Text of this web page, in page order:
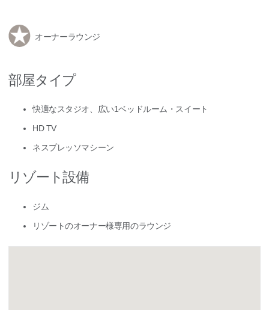
オーナーラウンジ
部屋タイプ
快適なスタジオ、広い1ベッドルーム・スイート
HD TV
ネスプレッソマシーン
リゾート設備
ジム
リゾートのオーナー様専用のラウンジ